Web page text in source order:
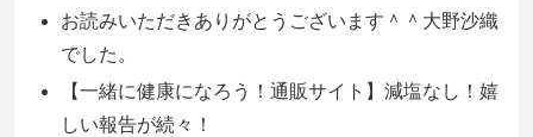
お読みいただきありがとうございます＾＾大野沙織
でした。
【一緒に健康になろう！通販サイト】減塩なし！嬉
しい報告が続々！